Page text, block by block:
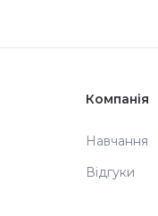
Компанія
Навчання
Відгуки